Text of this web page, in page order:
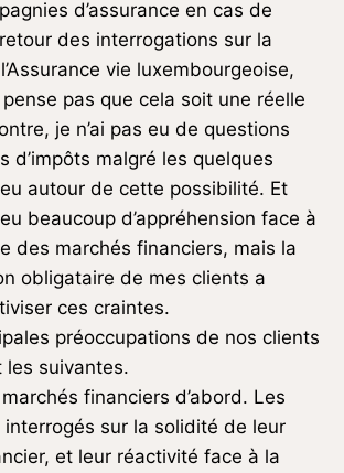
d’assurance en cas de
des interrogations sur la
vie luxembourgeoise,
pas que cela soit une réelle
je n’ai pas eu de questions
d’impôts malgré les quelques
autour de cette possibilité. Et
beaucoup d’appréhension face à
des marchés financiers, mais la
obligataire de mes clients a
ces craintes.
préoccupations de nos clients
suivantes.
financiers d’abord. Les
sur la solidité de leur
et leur réactivité face à la